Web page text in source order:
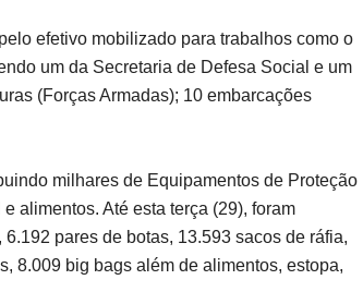
efetivo mobilizado para trabalhos como o
um da Secretaria de Defesa Social e um
(Forças Armadas); 10 embarcações
milhares de Equipamentos de Proteção
alimentos. Até esta terça (29), foram
pares de botas, 13.593 sacos de ráfia,
8.009 big bags além de alimentos, estopa,